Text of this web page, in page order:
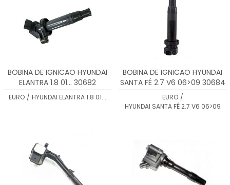
BOBINA DE IGNICAO HYUNDAI
ELANTRA 1.8 01... 30682
EURO / HYUNDAI ELANTRA 1.8 01...
BOBINA DE IGNICAO HYUNDAI
SANTA FÉ 2.7 V6 06>09 30684
EURO /
HYUNDAI SANTA FÉ 2.7 V6 06>09